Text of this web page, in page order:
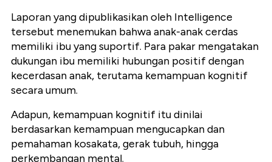
Laporan yang dipublikasikan oleh Intelligence
tersebut menemukan bahwa anak-anak cerdas
memiliki ibu yang suportif. Para pakar mengatakan
dukungan ibu memiliki hubungan positif dengan
kecerdasan anak, terutama kemampuan kognitif
secara umum.
Adapun, kemampuan kognitif itu dinilai
berdasarkan kemampuan mengucapkan dan
pemahaman kosakata, gerak tubuh, hingga
perkembangan mental.